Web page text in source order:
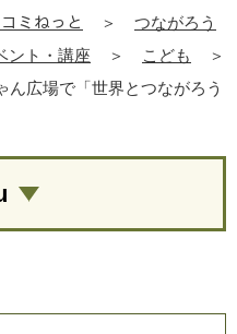
ミねっと ＞
つながろう
ント・講座 ＞ こども
＞
ん広場で「世界とつながろう